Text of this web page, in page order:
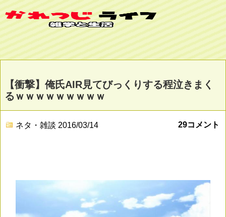
【衝撃】俺氏AIR見てびっくりする程泣きまく
るｗｗｗｗｗｗｗｗｗ
ネタ・雑談 2016/03/14 29コメント